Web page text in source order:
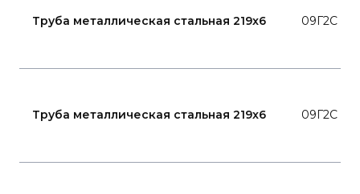
Труба металлическая стальная 219x6 09Г2С
Труба металлическая стальная 219x6 09Г2С